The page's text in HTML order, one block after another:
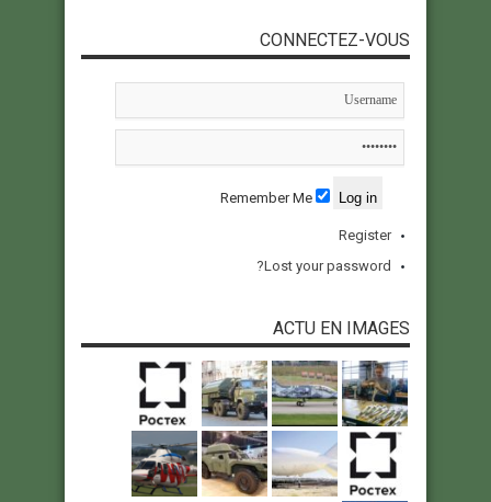
CONNECTEZ-VOUS
Register
Lost your password?
ACTU EN IMAGES